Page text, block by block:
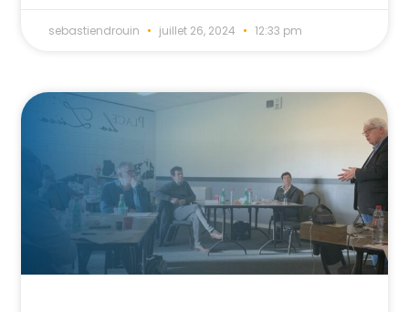
sebastiendrouin juillet 26, 2024 12:33 pm